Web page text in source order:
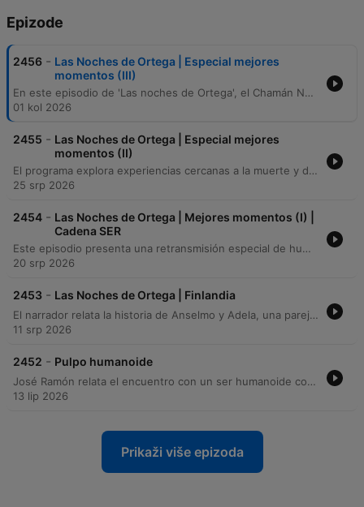
Epizode
2456 - Las Noches de Ortega | Especial mejores
momentos (III)
En este episodio de 'Las noches de Ortega', el Chamán Nayakú ofrece una profunda reflexión sobre el silencio, la conexión con el cosmos y la dificultad de expresar lo trascendental. A través de un diálogo con los oyentes, se exploran temas como la validación de la experiencia espiritual y la importancia de habitar el misterio. La segunda parte del programa transita hacia la nostalgia musical con Juanma Castillo, realizando un recorrido por la música de los años 80. Los participantes comparten recuerdos sobre la creatividad, la vitalidad y las transformaciones sociales de esa década, contrastándolas con la ansiedad y el consumismo de la era tecnológica actual.
01 kol 2026
2455 - Las Noches de Ortega | Especial mejores
momentos (II)
El programa explora experiencias cercanas a la muerte y dimensiones espirituales mediante testimonios de investigadores y oyentes, abordando desde encuentros románticos hasta la sensación de aburrimiento en el más allá. Tras una revelación donde el presentador confiesa haber orquestado algunos relatos, la conversación se desplaza hacia los viajes astrales y las capacidades de proyección del alma. El episodio concluye con diversas llamadas que detallan experiencias de salida del cuerpo, variaciones en la capacidad de elevación y la frecuencia de estos fenómenos. Finalmente, el presentador reflexiona sobre la solidaridad ciudadana ante un apagón eléctrico y la importancia de la radio.
25 srp 2026
2454 - Las Noches de Ortega | Mejores momentos (I) |
Cadena SER
Este episodio presenta una retransmisión especial de humor desde el Teatro España con la humorista Luisa Carcajada. La emisión, que buscaba un tono más relajado, se ve interrumpida por la indignación de varios oyentes que critican el uso de sketches de mímica inapropiados para el formato radiofónico. Tras las críticas por la pérdida de los valores tradicionales de la radio, el programa incluye una reflexión de Luisa Carcajada sobre su trayectoria profesional y concluye con una lectura poética de tono existencial.
20 srp 2026
2453 - Las Noches de Ortega | Finlandia
El narrador relata la historia de Anselmo y Adela, una pareja que planea con ilusión unas vacaciones en Finlandia, incluyendo la decisión de Anselmo de llevar su máquina de escribir. Sin embargo, al llegar a Helsinki, Anselmo desarrolla una obsesión por escribir un libro que explique cada concepto con precisión absoluta. Esta necesidad de perfección lo lleva a encerrarse en su habitación y distanciarse de Adela. La magnitud de su escritura termina por fracturar la relación, resultando en la separación definitiva de la pareja.
11 srp 2026
2452 - Pulpo humanoide
José Ramón relata el encuentro con un ser humanoide con apariencia de pulpo que llegó a su casa tras un accidente espacial. A pesar de la naturaleza extraordinaria del visitante, él y su esposa muestran una total falta de curiosidad, llegando incluso a aceptar un viaje al planeta de Andrómeda solo para evitar conflictos. Posteriormente, los entrevistados relatan cómo el ser los secuestró y mantuvo atados con cadenas de energía durante dos años y medio debido a su deseo de atención. La entrevista concluye con la revelación de que la esposa está embarazada del ser alienígena, manteniendo una actitud de total indiferencia ante el suceso.
13 lip 2026
Prikaži više epizoda